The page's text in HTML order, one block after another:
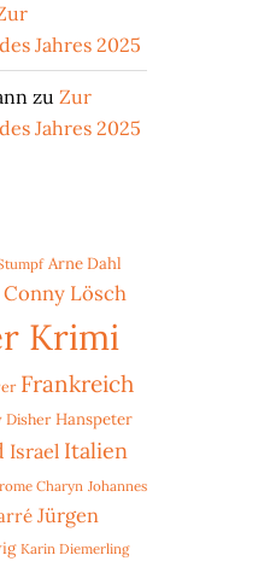
Jahres 2025
zu Zur
Jahres 2025
Arne Dahl
Conny Lösch
Krimi
Frankreich
Disher Hanspeter
Israel Italien
Charyn Johannes
Jürgen
Karin Diemerling